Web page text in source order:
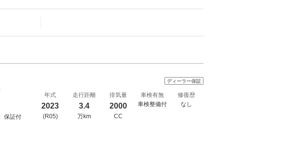
保証付
ディーラー保証
年式
2023
(R05)
走行距離
3.4
万km
排気量
2000
CC
車検有無
車検整備付
修復歴
なし